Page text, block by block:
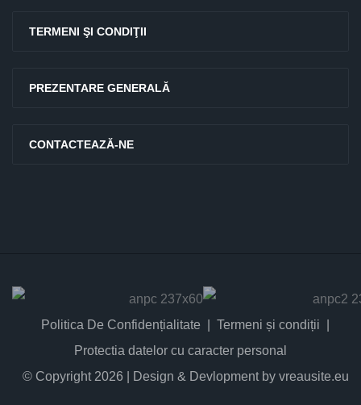
TERMENI ŞI CONDIŢII
PREZENTARE GENERALĂ
CONTACTEAZĂ-NE
Politica De Confidențialitate
Termeni și condiții
Protectia datelor cu caracter personal
© Copyright 2026 | Design & Devlopment by vreausite.eu